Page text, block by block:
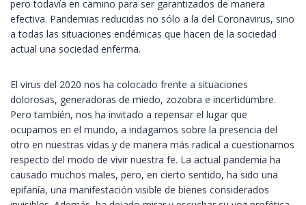
pero todavía en camino para ser garantizados de manera
efectiva. Pandemias reducidas no sólo a la del Coronavirus, sino
a todas las situaciones endémicas que hacen de la sociedad
actual una sociedad enferma.
El virus del 2020 nos ha colocado frente a situaciones
dolorosas, generadoras de miedo, zozobra e incertidumbre.
Pero también, nos ha invitado a repensar el lugar que
ocupamos en el mundo, a indagarnos sobre la presencia del
otro en nuestras vidas y de manera más radical a cuestionarnos
respecto del modo de vivir nuestra fe. La actual pandemia ha
causado muchos males, pero, en cierto sentido, ha sido una
epifanía, una manifestación visible de bienes considerados